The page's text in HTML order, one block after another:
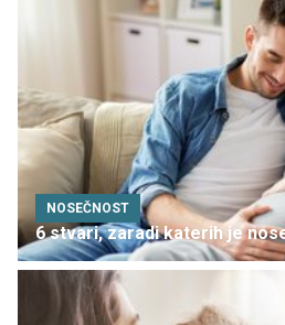
NOSEČNOST
6 stvari, zaradi katerih je